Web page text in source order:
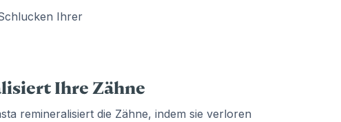
Ihrer
Ihre Zähne
remineralisiert die Zähne, indem sie verloren